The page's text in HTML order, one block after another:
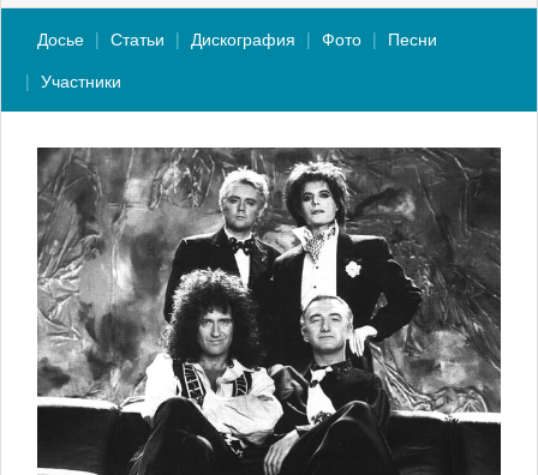
Досье Статьи Дискография Фото
Песни
Участники